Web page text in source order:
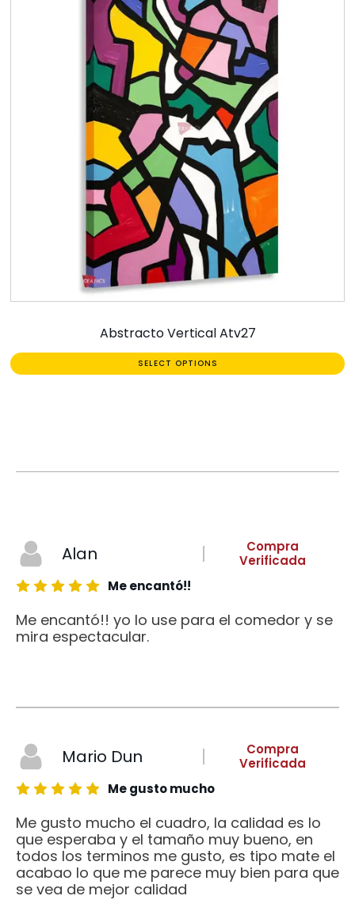
Abstracto Vertical Atv27
SELECT OPTIONS
Alan
Compra
Verificada
Me encantó!!
Me encantó!! yo lo use para el comedor y se
mira espectacular.
Mario Dun
Compra
Verificada
Me gusto mucho
Me gusto mucho el cuadro, la calidad es lo
que esperaba y el tamaño muy bueno, en
todos los terminos me gusto, es tipo mate el
acabao lo que me parece muy bien para que
se vea de mejor calidad